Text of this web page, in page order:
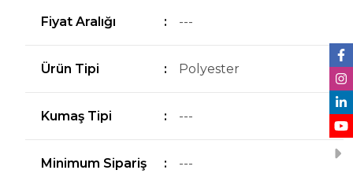
Fiyat Aralığı : ---
Ürün Tipi : Polyester
Kumaş Tipi : ---
Minimum Sipariş : ---